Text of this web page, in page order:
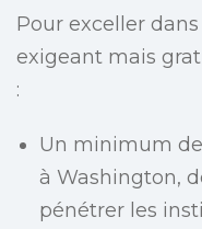
Pour exceller
exigeant mais
:
Un minimum
à Washington,
pénétrer les